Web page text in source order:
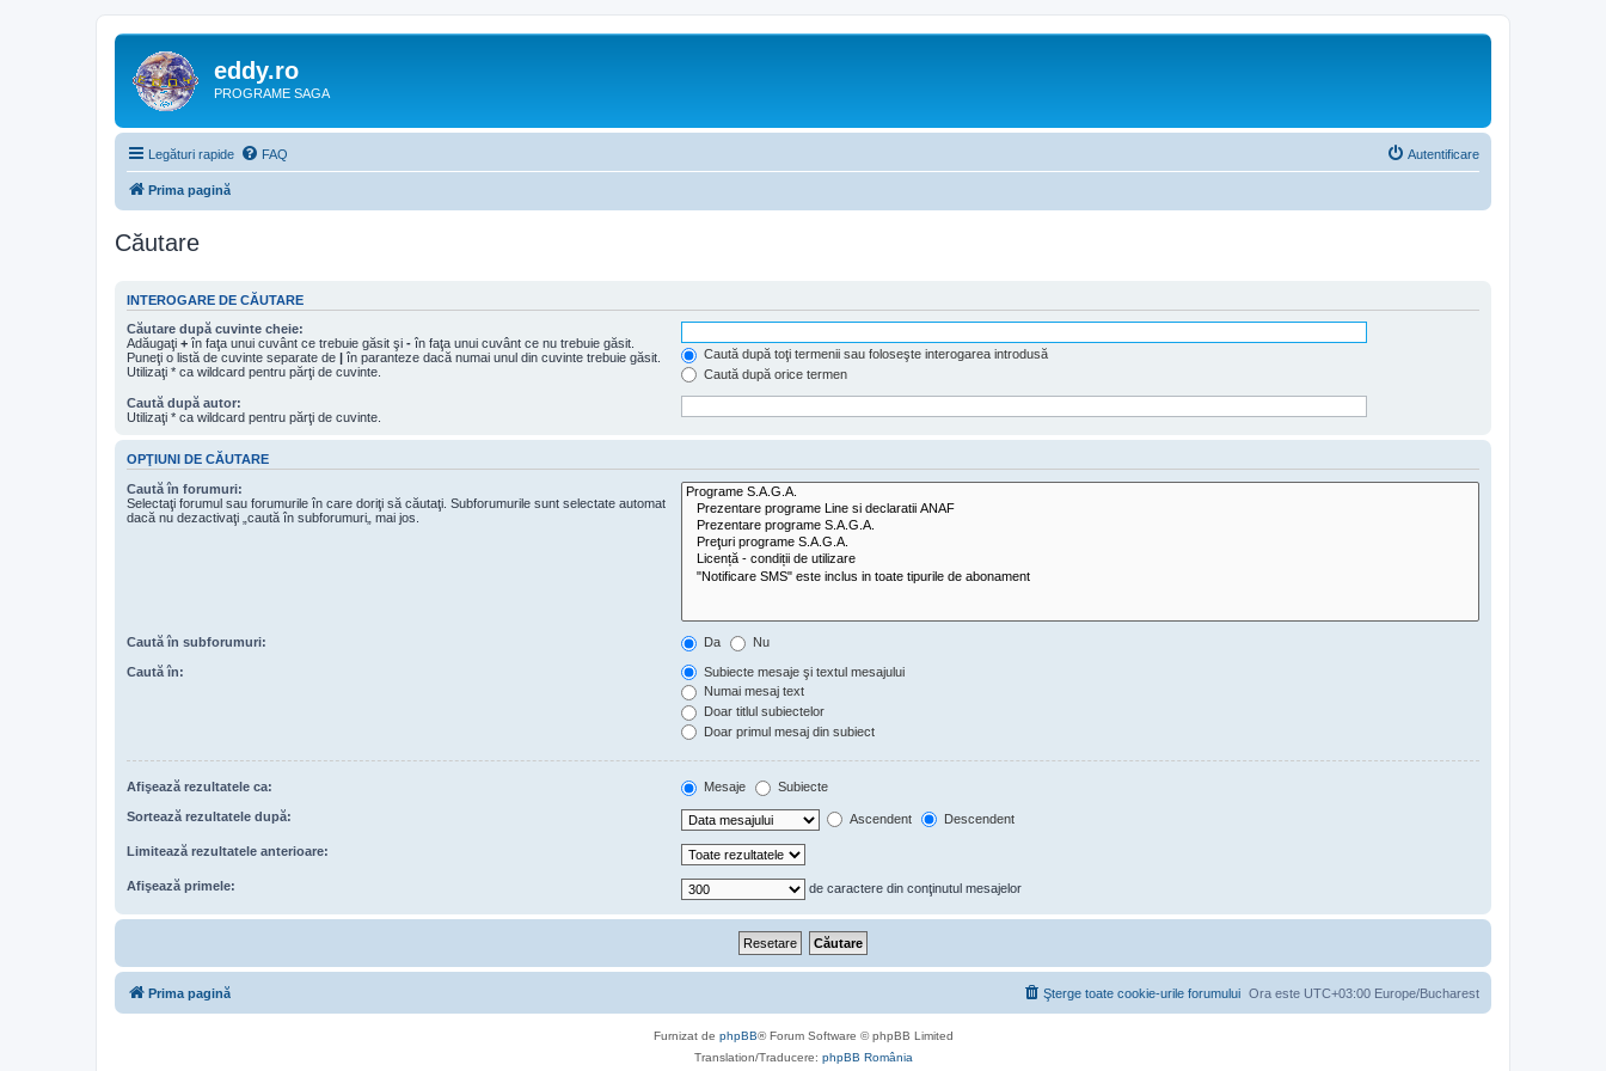
eddy.ro
PROGRAME SAGA
Legături rapide FAQ Autentificare
Prima pagină
Căutare
INTEROGARE DE CĂUTARE
Căutare după cuvinte cheie:
Adăugaţi + în faţa unui cuvânt ce trebuie găsit şi - în faţa unui cuvânt ce nu trebuie găsit.
Puneţi o listă de cuvinte separate de | în paranteze dacă numai unul din cuvinte trebuie găsit.
Utilizaţi * ca wildcard pentru părţi de cuvinte.
Caută după toţi termenii sau foloseşte interogarea introdusă
Caută după orice termen
Caută după autor:
Utilizaţi * ca wildcard pentru părţi de cuvinte.
OPŢIUNI DE CĂUTARE
Caută în forumuri:
Selectaţi forumul sau forumurile în care doriţi să căutaţi. Subforumurile sunt selectate automat
dacă nu dezactivaţi „caută în subforumuri„ mai jos.
Caută în subforumuri: Da Nu
Caută în:
Subiecte mesaje şi textul mesajului
Numai mesaj text
Doar titlul subiectelor
Doar primul mesaj din subiect
Afişează rezultatele ca: Mesaje Subiecte
Sortează rezultatele după: Ascendent Descendent
Limitează rezultatele anterioare:
Afişează primele: de caractere din conţinutul mesajelor
Prima pagină Ora este UTC+03:00 Europe/Bucharest
Şterge toate cookie-urile forumului
Furnizat de phpBB® Forum Software © phpBB Limited
Translation/Traducere: phpBB România